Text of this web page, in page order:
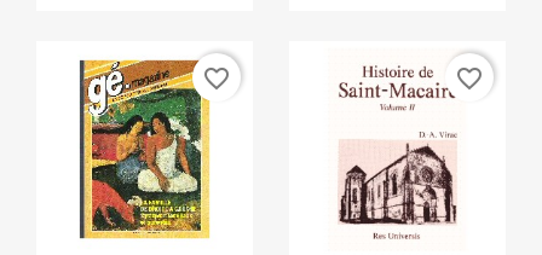
favorite_border favorite_border